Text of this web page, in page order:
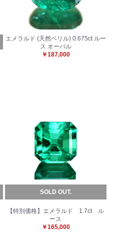
エメラルド (天然ベリル) 0.675ct ルー
ス オーバル
￥187,000
SOLD OUT.
【特別価格】エメラルド 1.7ct ル
ース
￥165,000